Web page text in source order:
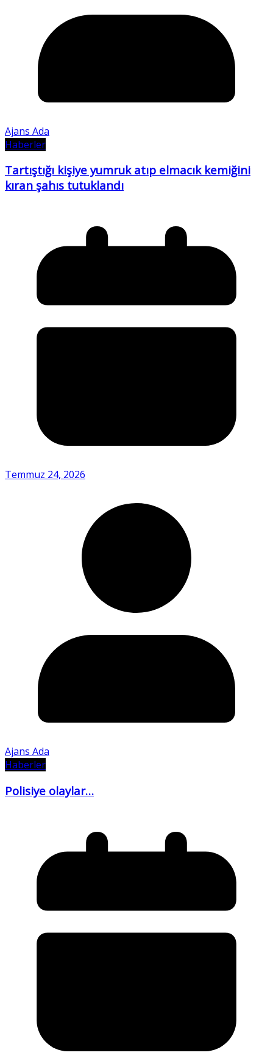
Ajans Ada
Haberler
Tartıştığı kişiye yumruk atıp elmacık kemiğini
kıran şahıs tutuklandı
Temmuz 24, 2026
Ajans Ada
Haberler
Polisiye olaylar…